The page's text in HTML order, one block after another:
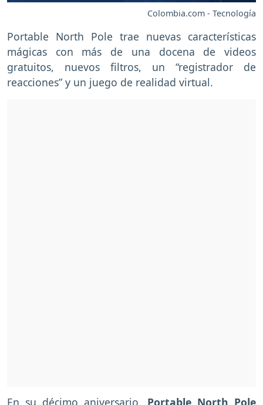
Colombia.com - Tecnología
Portable North Pole trae nuevas características
mágicas con más de una docena de videos
gratuitos, nuevos filtros, un “registrador de
reacciones” y un juego de realidad virtual.